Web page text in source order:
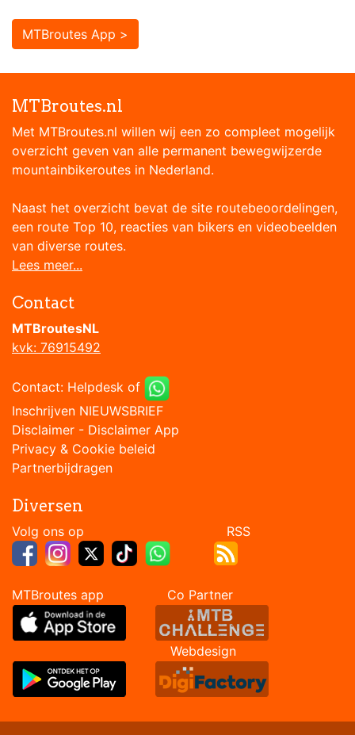
MTBroutes App >
MTBroutes.nl
Met MTBroutes.nl willen wij een zo compleet mogelijk
overzicht geven van alle permanent bewegwijzerde
mountainbikeroutes in Nederland.
Naast het overzicht bevat de site routebeoordelingen,
een route Top 10, reacties van bikers en videobeelden
van diverse routes.
Lees meer...
Contact
MTBroutesNL
kvk: 76915492
Contact: Helpdesk of
Inschrijven NIEUWSBRIEF
Disclaimer - Disclaimer App
Privacy & Cookie beleid
Partnerbijdragen
Diversen
Volg ons op RSS
MTBroutes app Co Partner
Webdesign